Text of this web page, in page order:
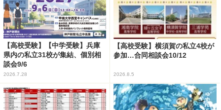
【高校受験】【中学受験】兵庫
県内の私立31校が集結、個別相
談会9/6
2026.7.28
【高校受験】横須賀の私立4校が
参加…合同相談会10/12
2026.8.5